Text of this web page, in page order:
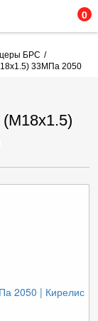
0
БРС
33МПа 2050